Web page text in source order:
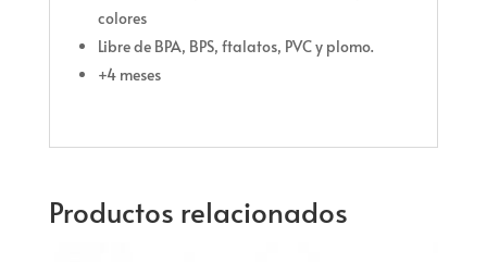
colores
Libre de BPA, BPS, ftalatos, PVC y plomo.
+4 meses
Productos relacionados